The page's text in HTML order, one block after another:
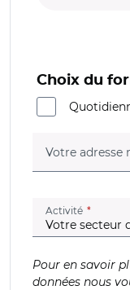
Choix du
Votre adresse
Activité (champ
Pour en savoir
données nous